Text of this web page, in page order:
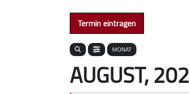
Termin eintragen
MONAT
AUGUST,